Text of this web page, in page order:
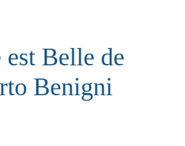
Belle de
Benigni